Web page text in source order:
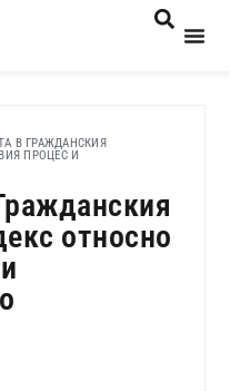
В ГРАЖДАНСКИЯ
ПРОЦЕС И
относно